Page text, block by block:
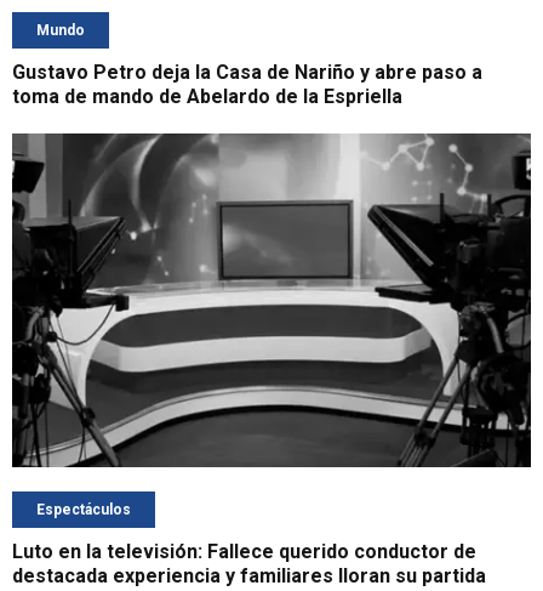
Mundo
Gustavo Petro deja la Casa de Nariño y abre paso a
toma de mando de Abelardo de la Espriella
Espectáculos
Luto en la televisión: Fallece querido conductor de
destacada experiencia y familiares lloran su partida